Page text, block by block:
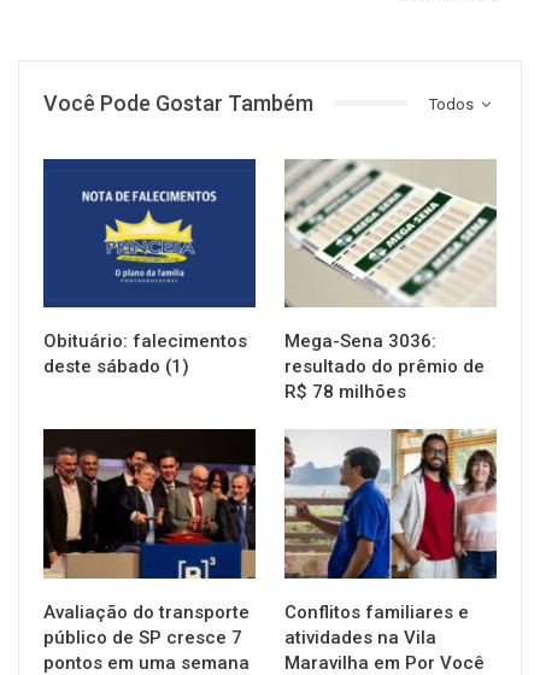
Todos
Você Pode Gostar Também
Obituário: falecimentos
deste sábado (1)
NOTÍCIAS
Mega-Sena 3036:
resultado do prêmio de
R$ 78 milhões
NOTÍCIAS
Avaliação do transporte
público de SP cresce 7
pontos em uma semana
NOTÍCIAS
Conflitos familiares e
atividades na Vila
Maravilha em Por Você